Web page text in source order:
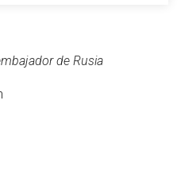
de Rusia